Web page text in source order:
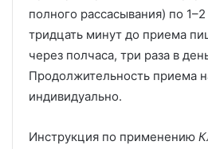
полного рассасывания) по
тридцать минут до приема
через полчаса, три раза в
Продолжительность приема
индивидуально.
Инструкция по применению